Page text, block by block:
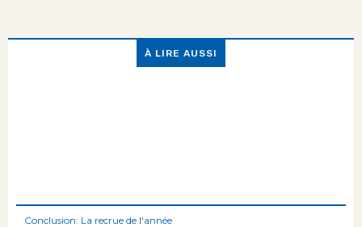
À LIRE AUSSI
Conclusion: La recrue de l'année